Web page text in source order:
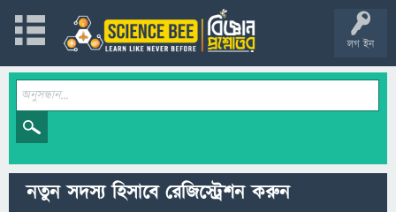
লগ ইন
নতুন সদস্য হিসাবে রেজিস্ট্রেশন করুন